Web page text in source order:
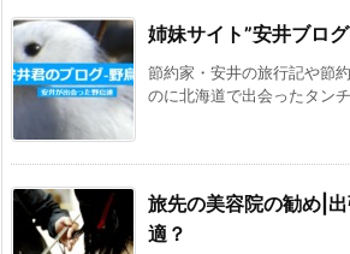
姉妹サイト”安井ブロ
節約家・安井の旅行記や節
のに北海道で出会ったタン
旅先の美容院の勧め|
適？